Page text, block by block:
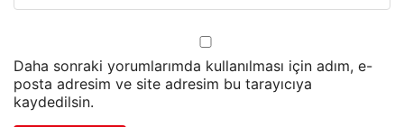
Daha sonraki yorumlarımda kullanılması için adım, e-
posta adresim ve site adresim bu tarayıcıya
kaydedilsin.